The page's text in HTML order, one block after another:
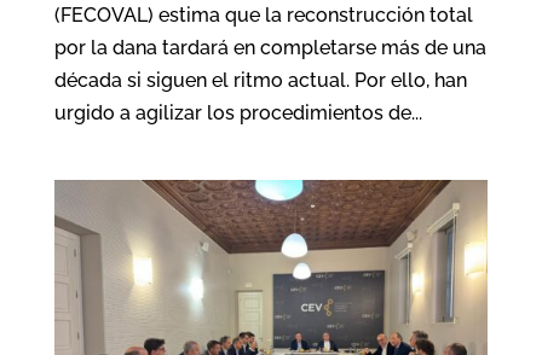
(FECOVAL) estima que la reconstrucción total
por la dana tardará en completarse más de una
década si siguen el ritmo actual. Por ello, han
urgido a agilizar los procedimientos de...